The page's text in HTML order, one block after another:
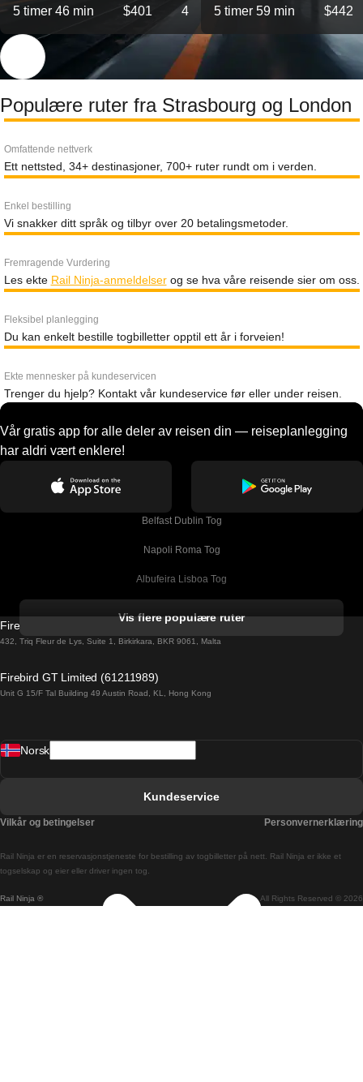
5 timer 46 min $401 4 5 timer 59 min $442
Populære ruter fra Strasbourg og London
Omfattende nettverk
Ett nettsted, 34+ destinasjoner, 700+ ruter rundt om i verden.
Enkel bestilling
Vi snakker ditt språk og tilbyr over 20 betalingsmetoder.
Fremragende Vurdering
Les ekte Rail Ninja-anmeldelserog se hva våre reisende sier om oss.
Fleksibel planlegging
Du kan enkelt bestille togbilletter opptil ett år i forveien!
Ekte mennesker på kundeservicen
Trenger du hjelp? Kontakt vår kundeservice før eller under reisen.
Vår gratis app for alle deler av reisen din — reiseplanlegging
har aldri vært enklere!
Belfast Dublin Tog
Napoli Roma Tog
Albufeira Lisboa Tog
Barcelona Madrid Tog
Barcelona Sevilla Tog
Budapest Prague Tog
Vis flere populære ruter
Firebird GT Limited (OC 1451)
432, Triq Fleur de Lys, Suite 1, Birkirkara, BKR 9061, Malta
Firebird GT Limited (61211989)
Unit G 15/F Tal Building 49 Austin Road, KL, Hong Kong
Rail Ninja ® All Rights Reserved © 2026
Rail Ninja er en reservasjons­tjeneste for bestilling av togbilletter på nett. Rail Ninja er ikke et
togselskap og eier eller driver ingen tog.
Norsk
Kundeservice
Vilkår og betingelser Personvernerklæring